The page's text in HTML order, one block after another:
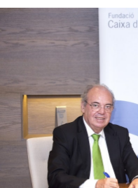
ss
l
a
F
e
o
n